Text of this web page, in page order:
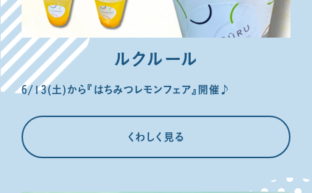
ルクルール
6/13(土)から『はちみつレモンフェア』開催♪
くわしく見る